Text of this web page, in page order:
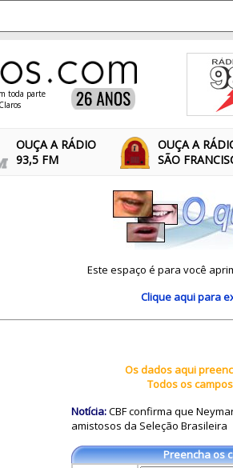
toda parte
OUÇA A RÁDIO
93,5 FM
OUÇA A
SÃO
Este espaço é para você
Clique aquipara
Os dados aqui
Todos os
Notícia:CBF confirma que
amistosos da Seleção Brasileira
Preencha os